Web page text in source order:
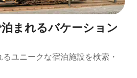
まれるバケーション
ユニークな宿泊施設を検索・